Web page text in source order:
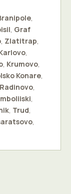
,
, Graf
, Zlatitrap,
,
, Krumovo,
Konare,
Radinovo,
,
, Trud,
,